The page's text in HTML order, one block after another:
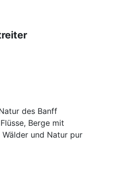
des Banff
Berge mit
und Natur pur